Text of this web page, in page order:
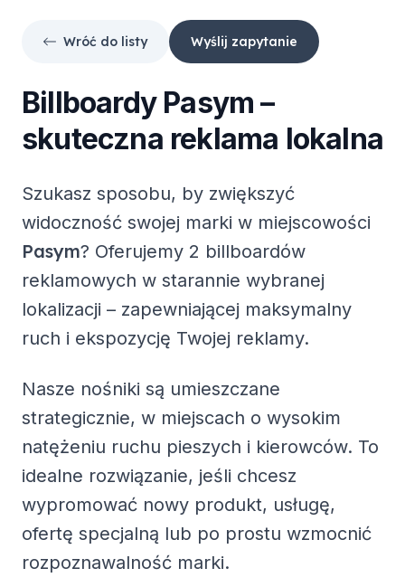
Wróć do listy Wyślij zapytanie
Billboardy Pasym –
skuteczna reklama lokalna
Szukasz sposobu, by zwiększyć
widoczność swojej marki w miejscowości
Pasym? Oferujemy 2 billboardów
reklamowych w starannie wybranej
lokalizacji – zapewniającej maksymalny
ruch i ekspozycję Twojej reklamy.
Nasze nośniki są umieszczane
strategicznie, w miejscach o wysokim
natężeniu ruchu pieszych i kierowców. To
idealne rozwiązanie, jeśli chcesz
wypromować nowy produkt, usługę,
ofertę specjalną lub po prostu wzmocnić
rozpoznawalność marki.